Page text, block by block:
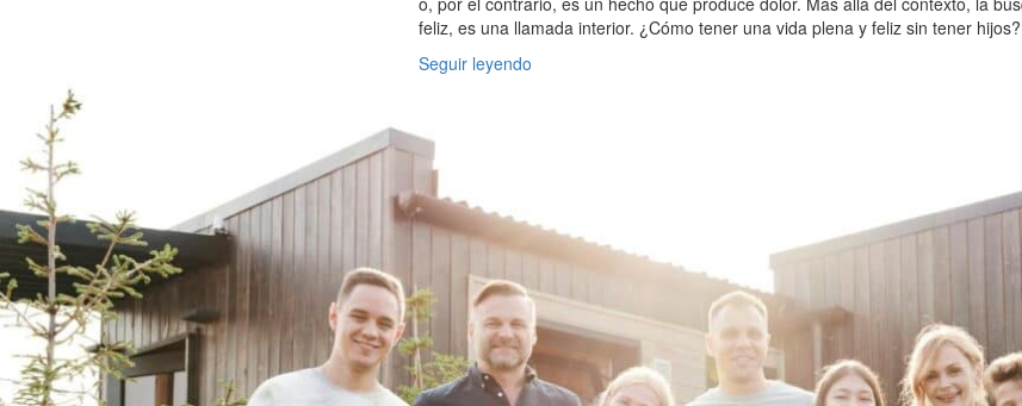
feliz, es una llamada interior. ¿Cómo tener una vida plena y feliz sin tener hijos?
Seguir leyendo